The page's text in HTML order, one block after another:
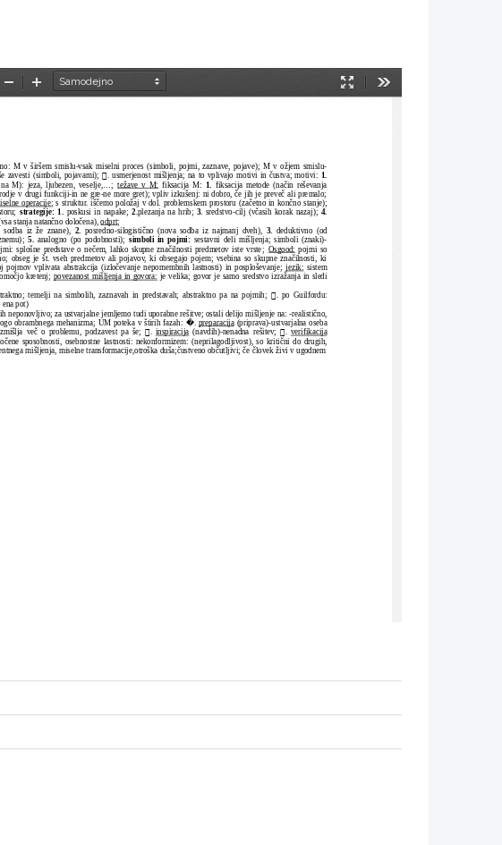
Način
PomanjšajPovečaj
M v širšem smislu-vsak miselni proces (simboli, pojmi, zaznave, pojave); M v ožjem smislu-
zavesti (simboli, pojavami);  . usmerjenost mišljenja; na to vplivajo motivi in čustva; motivi: 1.
M): jeza, ljubezen, veselje,...; težave v M: fiksacija M: 1. fiksacija metode (način reševanja
v drugi funkciji-in ne gre-ne more gret); vpliv izkušenj: ni dobro, če jih je preveč ali premalo;
operacije: s struktur. iščemo položaj v dol. problemskem prostoru (začetno in končno stanje);
strategije: 1. poskusi in napake; 2. plezanja na hrib; 3. sredstvo-cilj (včasih korak nazaj); 4.
stanja natančno določena), odprt;
sodba iz že znane), 2. posredno-silogistično (nova sodba iz najmanj dveh), 3. deduktivno (od
5. analogno (po podobnosti); simboli in pojmi: sestavni deli mišljenja; simboli (znaki)-
splošne predstave o nečem, lahko skupne značilnosti predmetov iste vrste; Osgood: pojmi so
obseg je št. vseh predmetov ali pojavov, ki obsegajo pojem; vsebina so skupne značilnosti, ki
vplivata abstrakcija (izločevanje nepomembnih lastnosti) in posploševanje; jezik: sistem
kretenj; povezanost mišljenja in govora: je velika; govor je samo sredstvo izražanja in sledi
temelji na simbolih, zaznavah in predstavah; abstraktno pa na pojmih;  . po Guilfordu:
ena pot)
neponovljivo; za ustvarjalne jemljemo tudi uporabne rešitve; ostali delijo mišljenje na: -realistično,
obrambnega mehanizma; UM poteka v štirih fazah: �. preparacija (priprava)-ustvarjalna oseba
več o problemu, podzavest pa še;  . inspiracija (navdih)-nenadna rešitev; 
verifikacija
sposobnosti, osebnostne lastnosti: nekonformizem: (neprilagodljivost), so kritični do drugih,
mišljenja, miselne transformacije,otroška duša;čustveno občutljivi; če človek živi v ugodnem